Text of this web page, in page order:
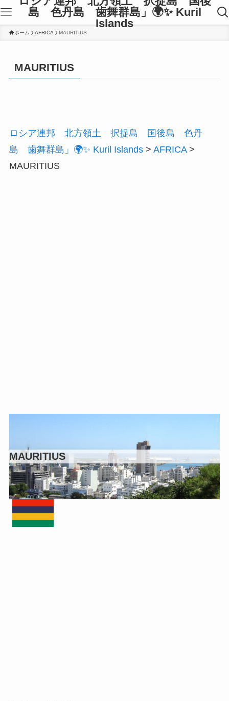
島 色丹島 歯舞群島」🌍✨ Kuril
Islands
ホーム AFRICA MAURITIUS
MAURITIUS
ロシア連邦 北方領土 択捉島 国後島 色丹
島 歯舞群島」🌍✨ Kuril Islands> AFRICA>
MAURITIUS
MAURITIUS